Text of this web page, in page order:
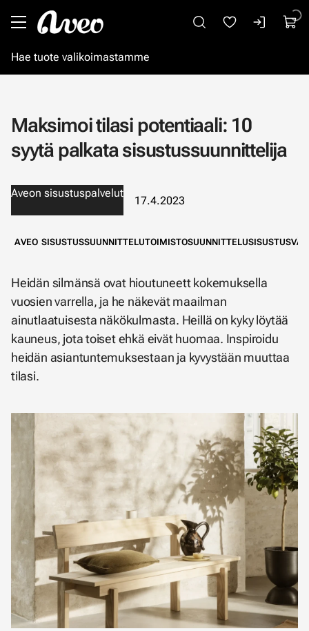
Maksimoi tilasi potentiaali: 10
syytä palkata sisustussuunnittelija
Aveon sisustuspalvelut
17.4.2023
AVEO SISUSTUSSUUNNITTELUTOIMISTOSUUNNITTELUSISUSTUS
Heidän silmänsä ovat hioutuneett kokemuksella
vuosien varrella, ja he näkevät maailman
ainutlaatuisesta näkökulmasta. Heillä on kyky löytää
kauneus, jota toiset ehkä eivät huomaa. Inspiroidu
heidän asiantuntemuksestaan ja kyvystään muuttaa
tilasi.